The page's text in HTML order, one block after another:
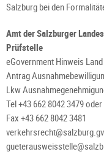
Salzburg bei den
Amt der Salzburger
Prüfstelle
eGovernment Hinweis
Antrag
Lkw
Tel +43 662 8042 3479
Fax +43 662 8042 3481